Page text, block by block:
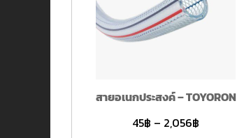
สายอเนกประสงค์ – TOYORON
45฿ – 2,056฿